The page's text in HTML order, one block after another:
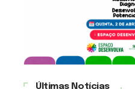
Últimas Notícias